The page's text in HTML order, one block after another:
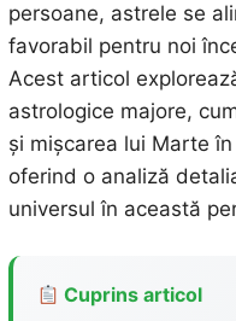
persoane, astrele se
favorabil pentru noi
Acest articol
astrologice majore,
și mișcarea lui Marte
oferind o analiză
universul în această
Cuprins articol